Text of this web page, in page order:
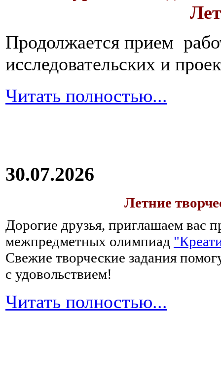
Продолжается прием
исследовательских и
Читать полностью...
30.07.2026
Летние
Дорогие друзья, приглашаем вас
межпредметных олимпиад
Свежие творческие задания
с удовольствием!
Читать полностью...